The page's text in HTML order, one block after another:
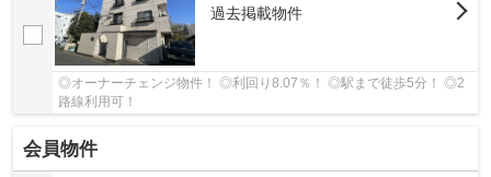
過去掲載物件
◎オーナーチェンジ物件！ ◎利回り8.07％！ ◎駅まで徒歩5分！ ◎2
路線利用可！
会員物件